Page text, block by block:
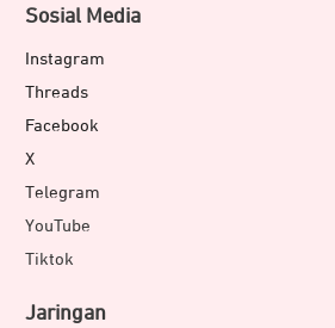
Sosial Media
Instagram
Threads
Facebook
X
Telegram
YouTube
Tiktok
Jaringan